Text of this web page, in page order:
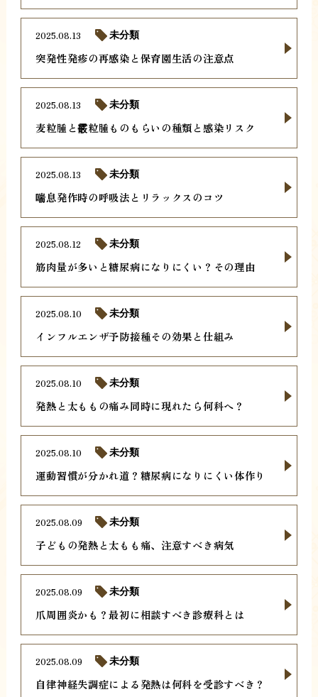
突発性発疹の再感染と保育園生活の注意点
2025.08.13 未分類
麦粒腫と霰粒腫ものもらいの種類と感染リスク
2025.08.13 未分類
喘息発作時の呼吸法とリラックスのコツ
2025.08.13 未分類
筋肉量が多いと糖尿病になりにくい？その理由
2025.08.12 未分類
インフルエンザ予防接種その効果と仕組み
2025.08.10 未分類
発熱と太ももの痛み同時に現れたら何科へ？
2025.08.10 未分類
運動習慣が分かれ道？糖尿病になりにくい体作り
2025.08.10 未分類
子どもの発熱と太もも痛、注意すべき病気
2025.08.09 未分類
爪周囲炎かも？最初に相談すべき診療科とは
2025.08.09 未分類
自律神経失調症による発熱は何科を受診すべき？
2025.08.09 未分類